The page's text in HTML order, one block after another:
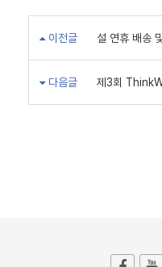
이전글 설 연휴 배송
다음글 제3회